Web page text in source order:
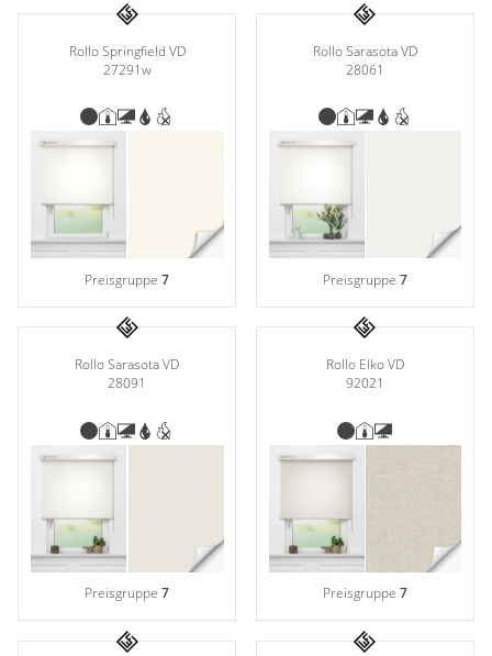
Rollo Springfield VD
27291w
Preisgruppe7
Rollo Sarasota VD
28061
Preisgruppe 7
Rollo Sarasota VD
28091
Preisgruppe7
Rollo Elko VD
92021
Preisgruppe 7